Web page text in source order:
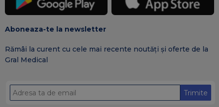
Aboneaza-te la newsletter
Rămâi la curent cu cele mai recente noutăți și oferte de la
Gral Medical
Trimite